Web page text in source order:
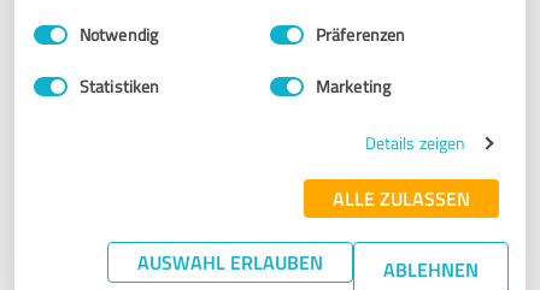
Impressum Datenschutzbestimmungen
Einwilligungsauswahl
Notwendig Präferenzen
Statistiken Marketing
Details zeigen
ALLE ZULASSEN
AUSWAHL ERLAUBEN ABLEHNEN
5,00 von 5
SEHR GUT
der Workshop war einfach super. Diese Energie, Empathie
und deine wertschätzende Art,
dein Wissen uns weiterzugeben ist einfach nur WOW.